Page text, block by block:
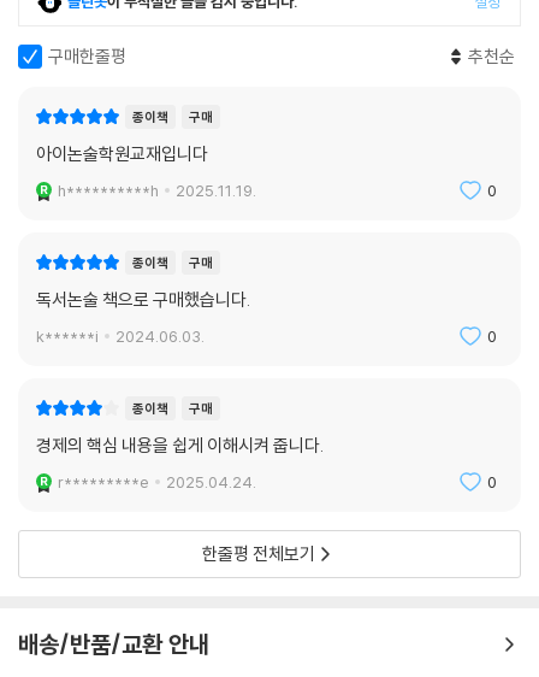
구매한줄평 추천순
종이책 구매
아이논술학원교재입니다
h**********h 2025.11.19. 0
종이책 구매
독서논술 책으로 구매했습니다.
k******i 2024.06.03. 0
종이책 구매
경제의 핵심 내용을 쉽게 이해시켜 줍니다.
r*********e 2025.04.24. 0
한줄평 전체보기
배송/반품/교환 안내